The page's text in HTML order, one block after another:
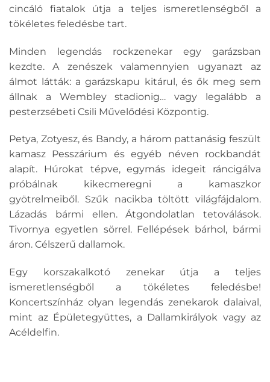
cincáló fiatalok útja a teljes ismeretlenségből a
tökéletes feledésbe tart.
Minden legendás rockzenekar egy garázsban
kezdte. A zenészek valamennyien ugyanazt az
álmot látták: a garázskapu kitárul, és ők meg sem
állnak a Wembley stadionig… vagy legalább a
pesterzsébeti Csili Művelődési Központig.
Petya, Zotyesz, és Bandy, a három pattanásig feszült
kamasz Pesszárium és egyéb néven rockbandát
alapít. Húrokat tépve, egymás idegeit ráncigálva
próbálnak kikecmeregni a kamaszkor
gyötrelmeiből. Szűk nacikba töltött világfájdalom.
Lázadás bármi ellen. Átgondolatlan tetoválások.
Tivornya egyetlen sörrel. Fellépések bárhol, bármi
áron. Célszerű dallamok.
Egy korszakalkotó zenekar útja a teljes
ismeretlenségből a tökéletes feledésbe!
Koncertszínház olyan legendás zenekarok dalaival,
mint az Épületegyüttes, a Dallamkirályok vagy az
Acéldelfin.